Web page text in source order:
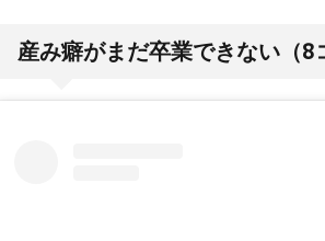
産み癖がまだ卒業できない（8